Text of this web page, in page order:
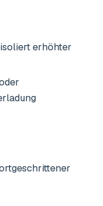
erhöhter